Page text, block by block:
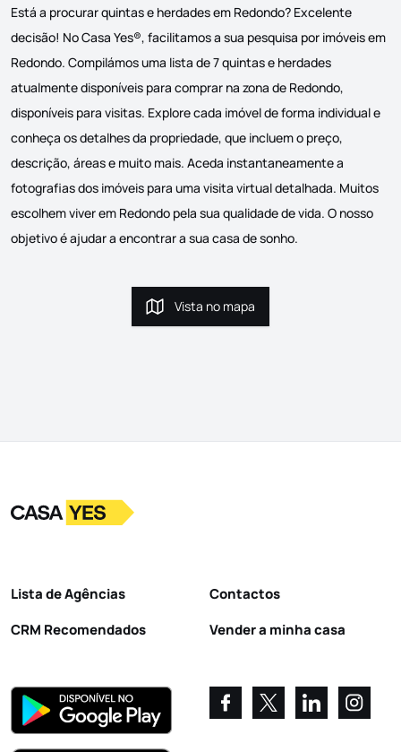
Está a procurar quintas e herdades em Redondo? Excelente
decisão! No Casa Yes®, facilitamos a sua pesquisa por imóveis em
Redondo. Compilámos uma lista de 7 quintas e herdades
atualmente disponíveis para comprar na zona de Redondo,
disponíveis para visitas. Explore cada imóvel de forma individual e
conheça os detalhes da propriedade, que incluem o preço,
descrição, áreas e muito mais. Aceda instantaneamente a
fotografias dos imóveis para uma visita virtual detalhada. Muitos
escolhem viver em Redondo pela sua qualidade de vida. O nosso
objetivo é ajudar a encontrar a sua casa de sonho.
Vista no mapa
Vista no mapa
LogoIr para a homepage
Lista de Agências
CRM Recomendados
Contactos
Vender a minha casa